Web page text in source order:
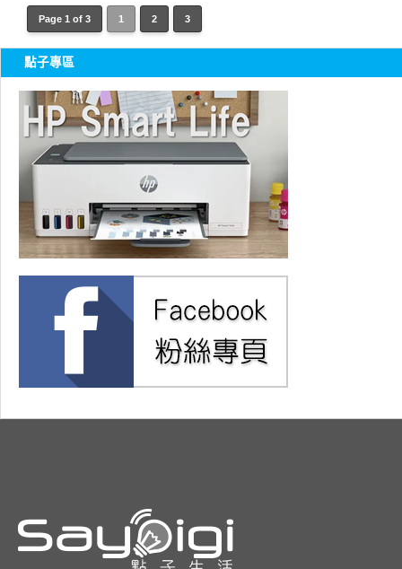
Page 1 of 3 1 2 3
點子專區